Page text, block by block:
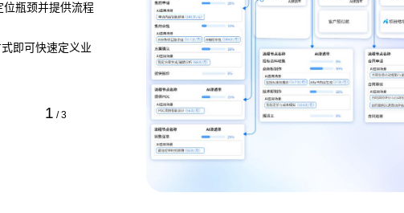
位瓶颈并提供流程
即可快速定义业
1 /3